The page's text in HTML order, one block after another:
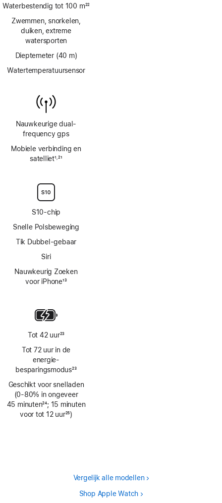
Waterbestendig tot 100 m22
Zwemmen, snorkelen,
duiken, extreme
watersporten
Dieptemeter (40 m)
Watertemperatuursensor
Nauwkeurige dual-
frequency gps
Mobiele verbinding en
satelliet1 ,21
S10‑chip
Snelle Polsbeweging
Tik Dubbel-gebaar
Siri
Nauwkeurig Zoeken
voor iPhone13
Tot 42 uur23
Tot 72 uur in de
energie­
besparingsmodus23
Geschikt voor snelladen
(0‑80% in ongeveer
45 minuten
Voetnoot
24; 15 minuten
voor tot 12 uur25)
Vergelijk alle modellen
Shop Apple Watch